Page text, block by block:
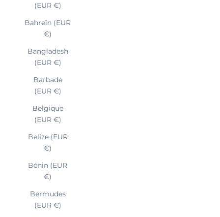
(EUR €)
Bahreïn (EUR
€)
Bangladesh
(EUR €)
Barbade
(EUR €)
Belgique
(EUR €)
Belize (EUR
€)
Bénin (EUR
€)
Bermudes
(EUR €)